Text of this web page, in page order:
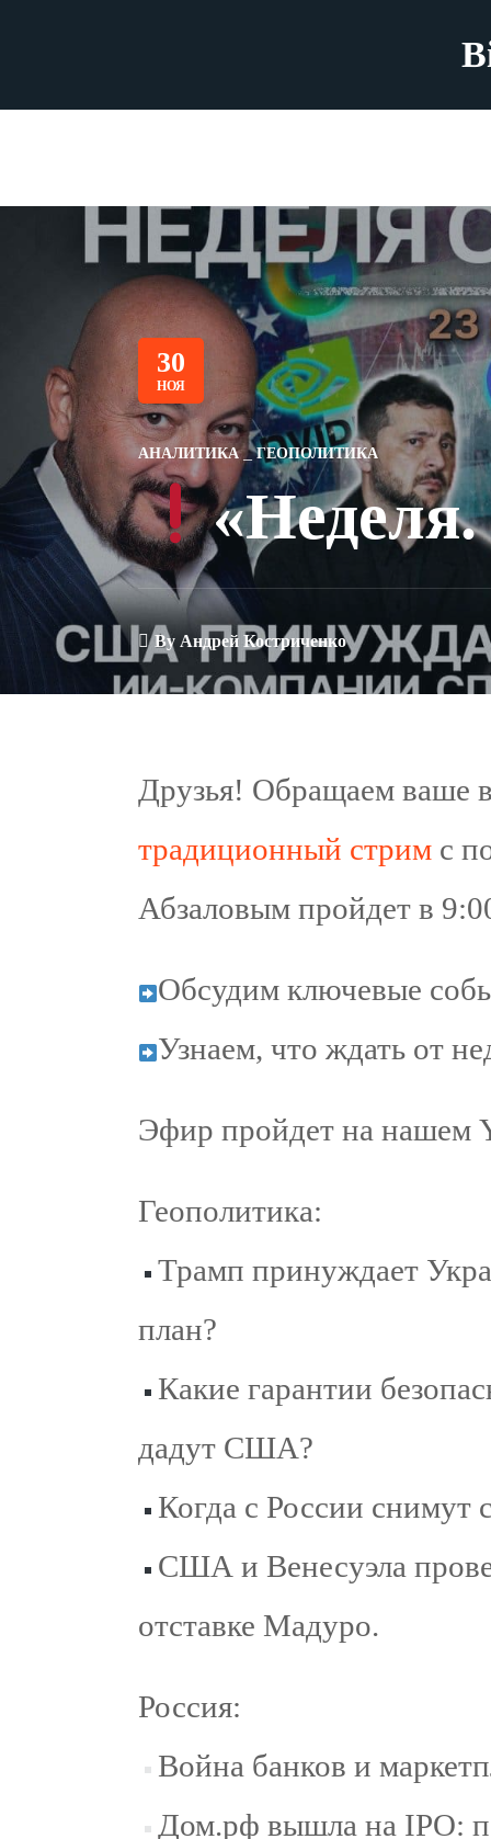
30
НОЯ
АНАЛИТИКА ГЕОПОЛИТИКА
By Андрей Костриченко
Друзья! Обращаем ваше
традиционный стрим с
Абзаловым пройдет в
Обсудим ключевые
Узнаем, что ждать от
Эфир пройдет на нашем
Геополитика:
Трамп принуждает
план?
Какие гарантии
дадут США?
Когда с России снимут
США и Венесуэла
отставке Мадуро.
Россия:
Война банков и
Дом.рф вышла на IPO: